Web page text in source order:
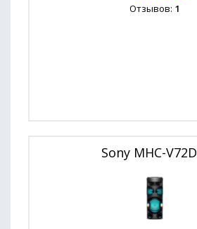
Отзывов: 1
Sony MHC-V72D